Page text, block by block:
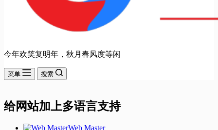
今年欢笑复明年，秋月春风度等闲
菜单 搜索
给网站加上多语言支持
Web Master